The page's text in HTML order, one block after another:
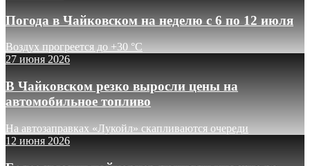
Погода в Чайковском на неделю с 6 по 12 июля
Воздух прогреется до +30 °C
27 июня 2026
В Чайковском резко выросли цены на
автомобильное топливо
На автозаправках «Лукойл» скапливаются очереди
12 июня 2026